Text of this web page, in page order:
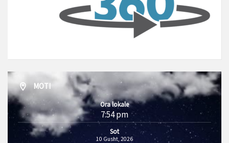
MOTI
Ora lokale
7:54 pm
Sot
10 Gusht, 2026